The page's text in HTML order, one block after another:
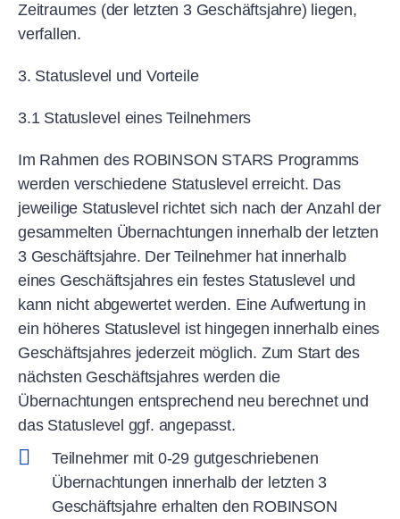
Zeitraumes (der letzten 3 Geschäftsjahre) liegen,
verfallen.
3. Statuslevel und Vorteile
3.1 Statuslevel eines Teilnehmers
Im Rahmen des ROBINSON STARS Programms
werden verschiedene Statuslevel erreicht. Das
jeweilige Statuslevel richtet sich nach der Anzahl der
gesammelten Übernachtungen innerhalb der letzten
3 Geschäftsjahre. Der Teilnehmer hat innerhalb
eines Geschäftsjahres ein festes Statuslevel und
kann nicht abgewertet werden. Eine Aufwertung in
ein höheres Statuslevel ist hingegen innerhalb eines
Geschäftsjahres jederzeit möglich. Zum Start des
nächsten Geschäftsjahres werden die
Übernachtungen entsprechend neu berechnet und
das Statuslevel ggf. angepasst.
Teilnehmer mit 0-29 gutgeschriebenen
Übernachtungen innerhalb der letzten 3
Geschäftsjahre erhalten den ROBINSON